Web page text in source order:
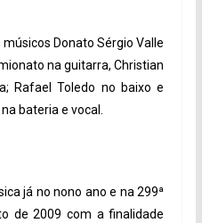
Donato Sérgio Valle
na guitarra, Christian
Rafael Toledo no baixo e
bateria e vocal.
já no nono ano e na 299ª
de 2009 com a finalidade